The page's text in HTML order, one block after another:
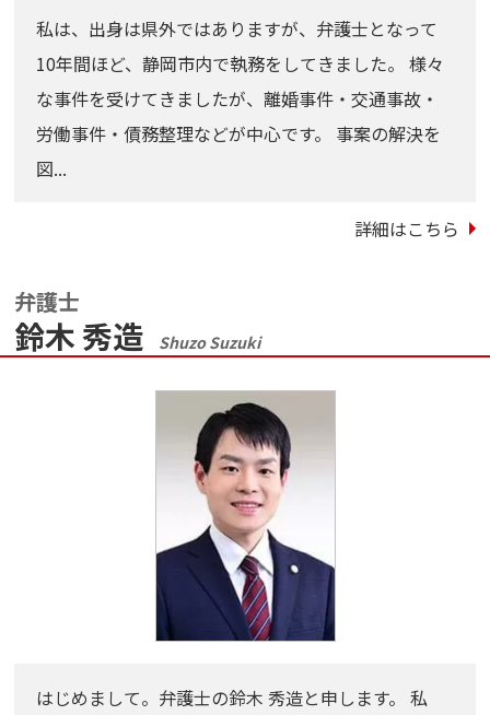
私は、出身は県外ではありますが、弁護士となって
10年間ほど、静岡市内で執務をしてきました。 様々
な事件を受けてきましたが、離婚事件・交通事故・
労働事件・債務整理などが中心です。 事案の解決を
図...
詳細はこちら
弁護士
鈴木 秀造 Shuzo Suzuki
はじめまして。弁護士の鈴木 秀造と申します。 私